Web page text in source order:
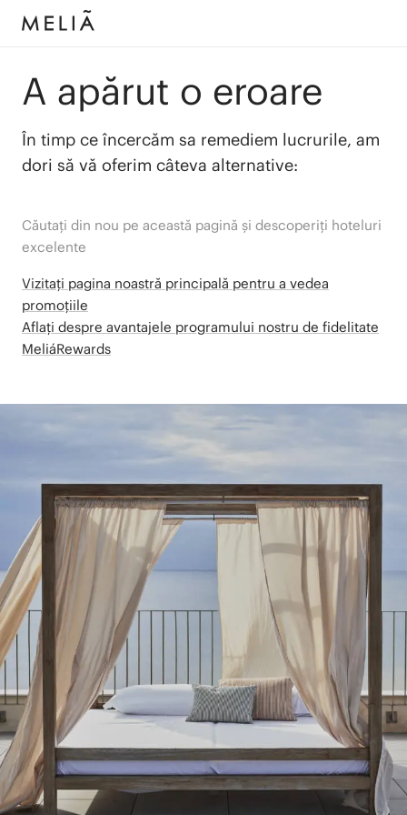
A apărut o eroare
În timp ce încercăm sa remediem lucrurile, am
dori să vă oferim câteva alternative:
Căutați din nou pe această pagină și descoperiți hoteluri
excelente
Vizitați pagina noastră principală pentru a vedea
promoțiile
Aflați despre avantajele programului nostru de fidelitate
MeliáRewards